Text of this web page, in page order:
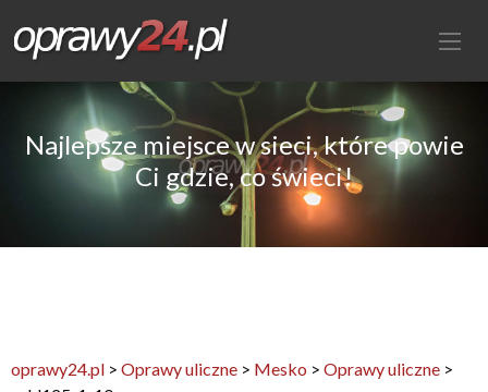
Najlepsze miejsce w sieci, które powie
Ci gdzie, co świeci!
oprawy24.pl > Oprawy uliczne > Mesko > Oprawy uliczne >